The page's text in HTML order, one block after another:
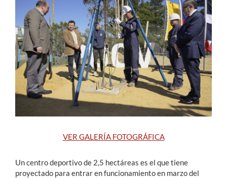
Estudiantes
Académicos
Funcionarios
Alumni
VER GALERÍA FOTOGRÁFICA
Un centro deportivo de 2,5 hectáreas es el que tiene
proyectado para entrar en funcionamiento en marzo del